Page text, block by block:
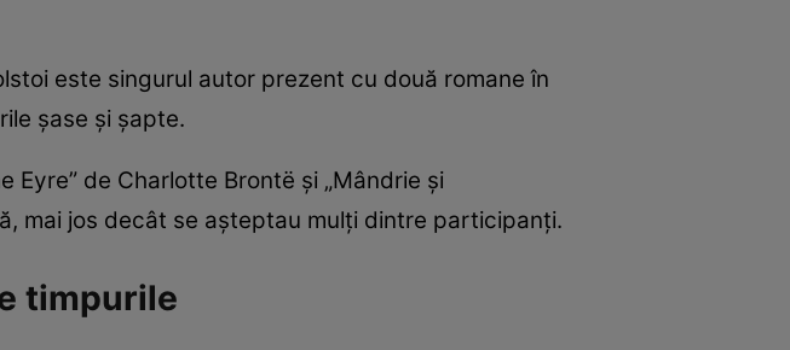
este singurul autor prezent cu două romane în
șase și șapte.
Eyre” de Charlotte Brontë și „Mândrie și
mai jos decât se așteptau mulți dintre participanți.
timpurile